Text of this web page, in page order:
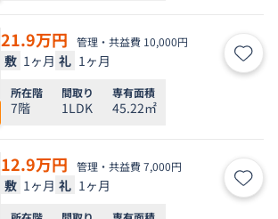
21.9万円 管理・共益費 10,000円
敷 1ヶ月 礼 1ヶ月 お気
所在階
7階
間取り
1LDK
専有面積
45.22㎡
12.9万円 管理・共益費 7,000円
敷 1ヶ月 礼 1ヶ月 お気